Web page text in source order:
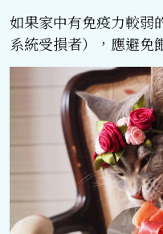
如果家中有免疫力較弱
系統受損者），應避免